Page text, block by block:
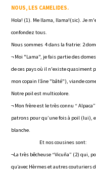
NOUS, LES CAMELIDES.
Hola! (1). Me llama, llama!(sic). Je
confondez tous.
Nous sommes 4 dans la fratrie: 2
¬ Moi "Lama", je fais partie des
de ces pays où il n'existe quasiment
mon copain l’âne "bâté"), viande
Notre poil est multicolore.
¬ Mon frère est le très connu “
patrons pour qu’une fois à poil (lui),
blanche.
Et nos cousines sont:
¬La très bêcheuse “Vicuña” (2) qui,
qu’avec Hèrmes et autres couturiers